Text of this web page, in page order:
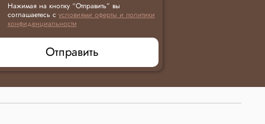
Нажимая на кнопку “Отправить” вы
соглашаетесь с условиями оферты и политики
конфиденциальности
Отправить